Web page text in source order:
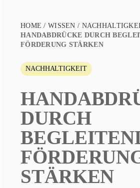
HOME /WISSEN /
HANDABDRÜCKE DURCH
FÖRDERUNG STÄRKEN
NACHHALTIGKEIT
DURCH
STÄRKEN